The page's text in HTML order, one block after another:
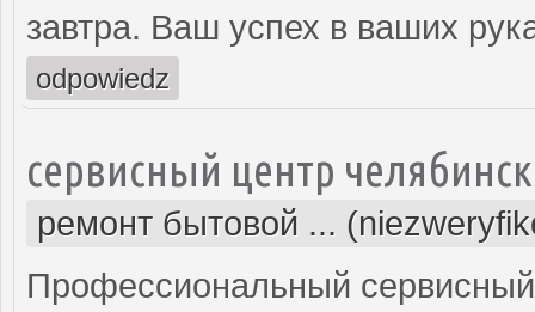
завтра. Ваш успех в ваших
odpowiedz
сервисный центр
ремонт бытовой ...
Профессиональный